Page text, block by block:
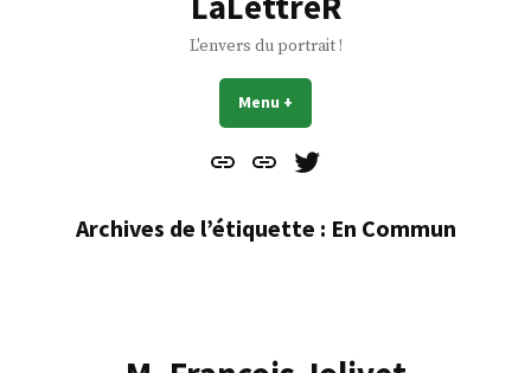
L'envers du portrait !
Menu +
Contact
À
Mes
Archives de l’étiquette : En Commun